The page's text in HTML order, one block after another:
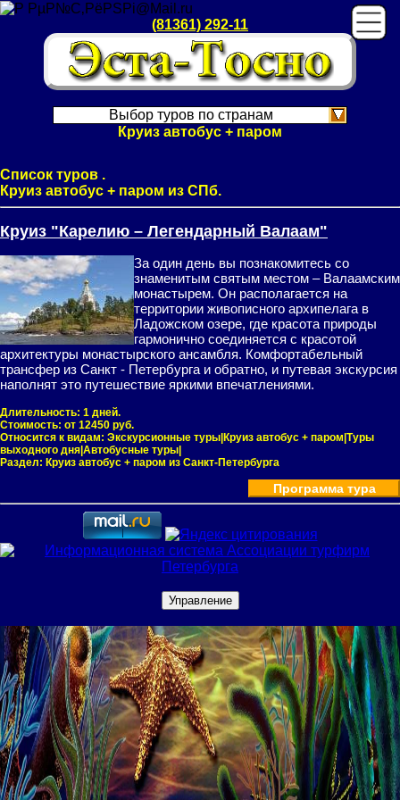
(81361) 292-11
Выбор туров по странам
Круиз автобус + паром
Список туров .
Круиз автобус + паром из СПб.
Круиз "Карелию – Легендарный Валаам"
За один день вы познакомитесь со
знаменитым святым местом – Валаамским
монастырем. Он располагается на
территории живописного архипелага в
Ладожском озере, где красота природы
гармонично соединяется с красотой
архитектуры монастырского ансамбля. Комфортабельный
трансфер из Санкт - Петербурга и обратно, и путевая экскурсия
наполнят это путешествие яркими впечатлениями.
Длительность: 1 дней.
Стоимость: от 12450 руб.
Относится к видам: Экскурсионные туры|Круиз автобус + паром|Туры
выходного дня|Автобусные туры|
Раздел: Круиз автобус + паром из Санкт-Петербурга
Программа тура